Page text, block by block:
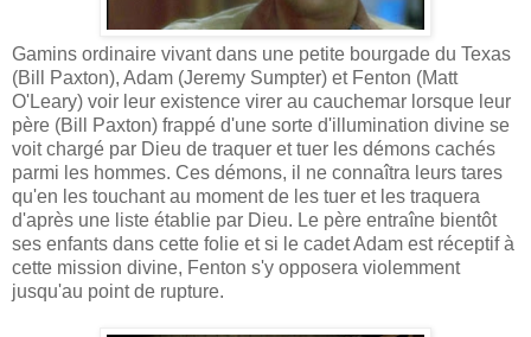
Gamins ordinaire vivant dans une petite bourgade du Texas
(Bill Paxton), Adam (Jeremy Sumpter) et Fenton (Matt
O'Leary) voir leur existence virer au cauchemar lorsque leur
père (Bill Paxton) frappé d'une sorte d'illumination divine se
voit chargé par Dieu de traquer et tuer les démons cachés
parmi les hommes. Ces démons, il ne connaîtra leurs tares
qu'en les touchant au moment de les tuer et les traquera
d'après une liste établie par Dieu. Le père entraîne bientôt
ses enfants dans cette folie et si le cadet Adam est réceptif à
cette mission divine, Fenton s'y opposera violemment
jusqu'au point de rupture.